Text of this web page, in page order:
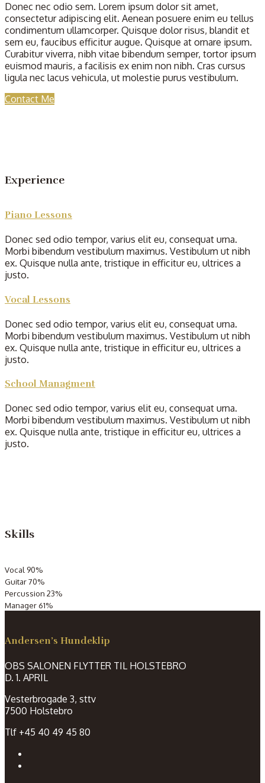
Donec nec odio sem. Lorem ipsum dolor sit amet,
consectetur adipiscing elit. Aenean posuere enim eu tellus
condimentum ullamcorper. Quisque dolor risus, blandit et
sem eu, faucibus efficitur augue. Quisque at ornare ipsum.
Curabitur viverra, nibh vitae bibendum semper, tortor ipsum
euismod mauris, a facilisis ex enim non nibh. Cras cursus
ligula nec lacus vehicula, ut molestie purus vestibulum.
Contact Me
Experience
Piano Lessons
Donec sed odio tempor, varius elit eu, consequat urna.
Morbi bibendum vestibulum maximus. Vestibulum ut nibh
ex. Quisque nulla ante, tristique in efficitur eu, ultrices a
justo.
Vocal Lessons
Donec sed odio tempor, varius elit eu, consequat urna.
Morbi bibendum vestibulum maximus. Vestibulum ut nibh
ex. Quisque nulla ante, tristique in efficitur eu, ultrices a
justo.
School Managment
Donec sed odio tempor, varius elit eu, consequat urna.
Morbi bibendum vestibulum maximus. Vestibulum ut nibh
ex. Quisque nulla ante, tristique in efficitur eu, ultrices a
justo.
Skills
Vocal 90%
Guitar70%
Percussion 23%
Manager 61%
Andersen’s Hundeklip
OBS SALONEN FLYTTER TIL HOLSTEBRO
D. 1. APRIL
Vesterbrogade 3, sttv
7500 Holstebro
Tlf +45 40 49 45 80